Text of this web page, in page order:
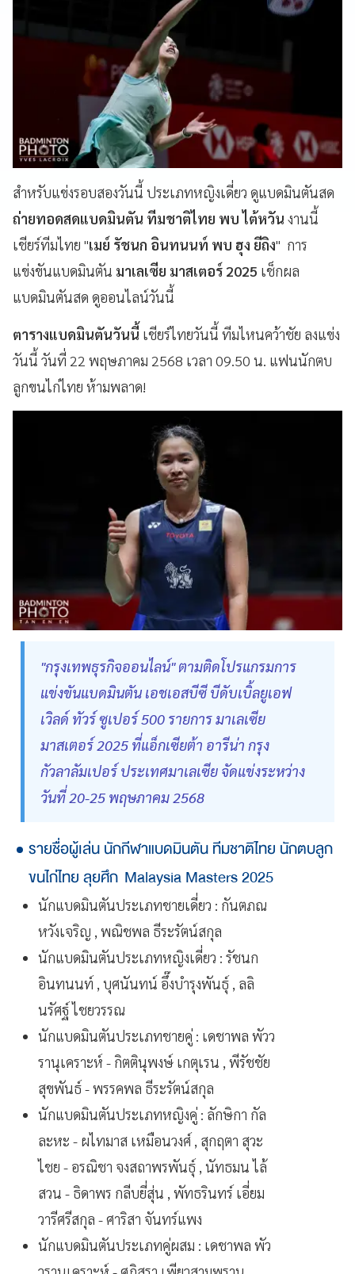
สำหรับแข่งรอบสองวันนี้ ประเภทหญิงเดี่ยว ดูแบดมินตันสด
ถ่ายทอดสดแบดมินตัน ทีมชาติไทย พบ ไต้หวัน งานนี้
เชียร์ทีมไทย "เมย์ รัชนก อินทนนท์ พบ ฮุง ยีถิง" การ
แข่งขันแบดมินตัน มาเลเซีย มาสเตอร์ 2025 เช็กผล
แบดมินตันสด ดูออนไลน์วันนี้
ตารางแบดมินตันวันนี้ เชียร์ไทยวันนี้ ทีมไหนคว้าชัย ลงแข่ง
วันนี้ วันที่ 22 พฤษภาคม 2568 เวลา 09.50 น. แฟนนักตบ
ลูกขนไก่ไทย ห้ามพลาด!
"กรุงเทพธุรกิจออนไลน์" ตามติดโปรแกรมการ
แข่งขันแบดมินตัน เอชเอสบีซี บีดับเบิ้ลยูเอฟ
เวิลด์ ทัวร์ ซูเปอร์ 500 รายการ มาเลเซีย
มาสเตอร์ 2025 ที่แอ็กเซียต้า อารีน่า กรุง
กัวลาลัมเปอร์ ประเทศมาเลเซีย จัดแข่งระหว่าง
วันที่ 20-25 พฤษภาคม 2568
รายชื่อผู้เล่น นักกีฬาแบดมินตัน ทีมชาติไทย นักตบลูก
ขนไก่ไทย ลุยศึก Malaysia Masters 2025
นักแบดมินตันประเภทชายเดี่ยว : กันตภณ
หวังเจริญ , พณิชพล ธีระรัตน์สกุล
นักแบดมินตันประเภทหญิงเดี่ยว : รัชนก
อินทนนท์ , บุศนันทน์ อึ๊งบํารุงพันธุ์ , ลลิ
นรัศฐ์ ไชยวรรณ
นักแบดมินตันประเภทชายคู่ : เดชาพล พัวว
รานุเคราะห์ - กิตตินุพงษ์ เกตุเรน , พีรัชชัย
สุขพันธ์ - พรรคพล ธีระรัตน์สกุล
นักแบดมินตันประเภทหญิงคู่ : ลักษิกา กัล
ละหะ - ผไทมาส เหมือนวงศ์ , สุกฤตา สุวะ
ไชย - อรณิชา จงสถาพรพันธุ์ , นัทธมน ไล้
สวน - ธิดาพร กลีบยี่สุ่น , พัทธรินทร์ เอี่ยม
วารีศรีสกุล - ศาริสา จันทร์แพง
นักแบดมินตันประเภทคู่ผสม : เดชาพล พัว